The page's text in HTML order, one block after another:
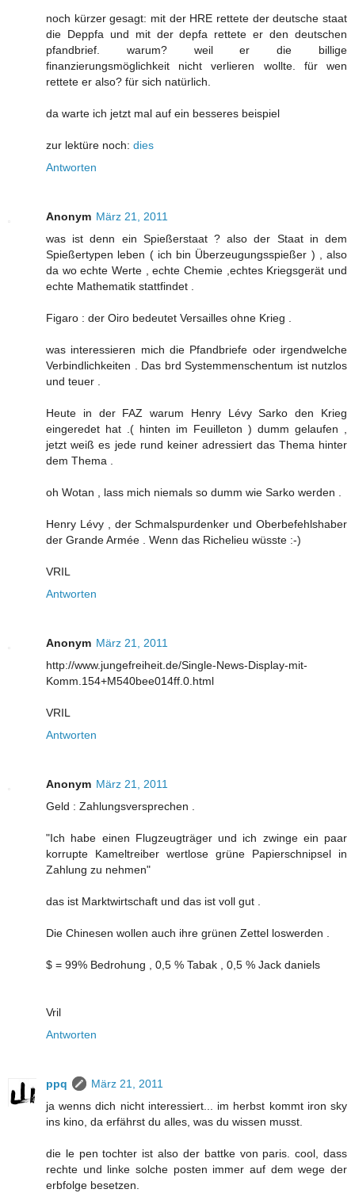
noch kürzer gesagt: mit der HRE rettete der deutsche staat
die Deppfa und mit der depfa rettete er den deutschen
pfandbrief. warum? weil er die billige
finanzierungsmöglichkeit nicht verlieren wollte. für wen
rettete er also? für sich natürlich.
da warte ich jetzt mal auf ein besseres beispiel
zur lektüre noch: dies
Antworten
Anonym März 21, 2011
was ist denn ein Spießerstaat ? also der Staat in dem
Spießertypen leben ( ich bin Überzeugungsspießer ) , also
da wo echte Werte , echte Chemie ,echtes Kriegsgerät und
echte Mathematik stattfindet .
Figaro : der Oiro bedeutet Versailles ohne Krieg .
was interessieren mich die Pfandbriefe oder irgendwelche
Verbindlichkeiten . Das brd Systemmenschentum ist nutzlos
und teuer .
Heute in der FAZ warum Henry Lévy Sarko den Krieg
eingeredet hat .( hinten im Feuilleton ) dumm gelaufen ,
jetzt weiß es jede rund keiner adressiert das Thema hinter
dem Thema .
oh Wotan , lass mich niemals so dumm wie Sarko werden .
Henry Lévy , der Schmalspurdenker und Oberbefehlshaber
der Grande Armée . Wenn das Richelieu wüsste :-)
VRIL
Antworten
Anonym März 21, 2011
http://www.jungefreiheit.de/Single-News-Display-mit-
Komm.154+M540bee014ff.0.html
VRIL
Antworten
Anonym März 21, 2011
Geld : Zahlungsversprechen .
"Ich habe einen Flugzeugträger und ich zwinge ein paar
korrupte Kameltreiber wertlose grüne Papierschnipsel in
Zahlung zu nehmen"
das ist Marktwirtschaft und das ist voll gut .
Die Chinesen wollen auch ihre grünen Zettel loswerden .
$ = 99% Bedrohung , 0,5 % Tabak , 0,5 % Jack daniels
Vril
Antworten
ppq
März 21, 2011
ja wenns dich nicht interessiert... im herbst kommt iron sky
ins kino, da erfährst du alles, was du wissen musst.
die le pen tochter ist also der battke von paris. cool, dass
rechte und linke solche posten immer auf dem wege der
erbfolge besetzen.